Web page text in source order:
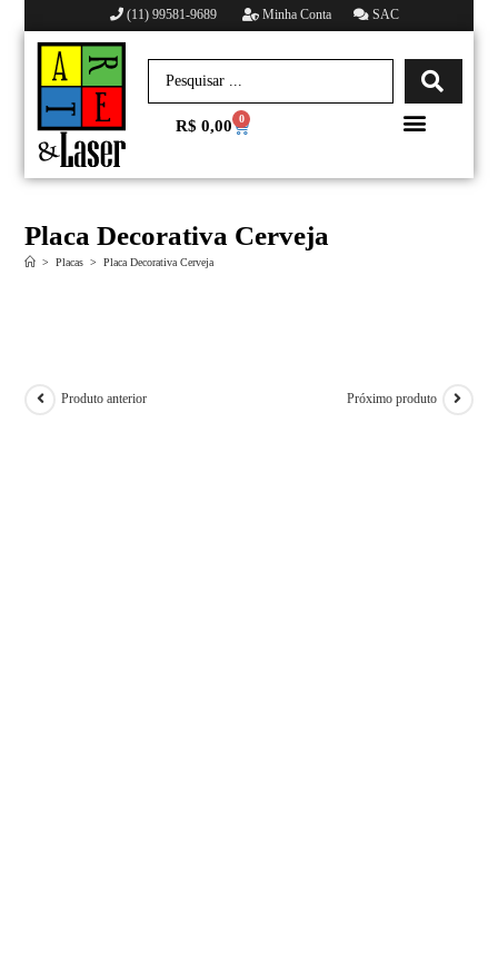
(11) 99581-9689 Minha Conta SAC
R$ 0,00 0
Placa Decorativa Cerveja
> Placas > Placa Decorativa Cerveja
Produto anterior Próximo produto